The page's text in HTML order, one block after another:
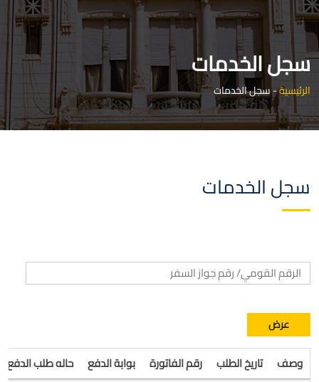
سجل الخدمات
الرئيسية-سجل الخدمات
سجل الخدمات
عرض
وصف تاريخ الطلب رقم الفاتورة بوابة الدفع
حاله طلب الدفع